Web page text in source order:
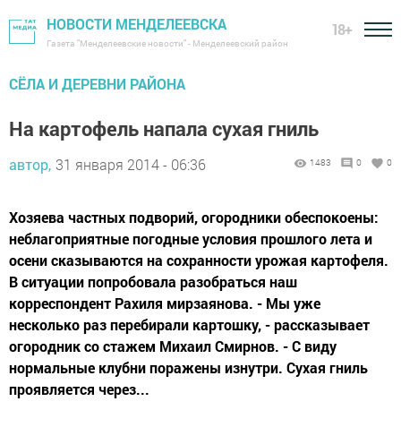
НОВОСТИ МЕНДЕЛЕЕВСКА
Газета "Менделеевские новости" - Менделеевский район
18+
СЁЛА И ДЕРЕВНИ РАЙОНА
На картофель напала сухая гниль
автор, 31 января 2014 - 06:36 1483 0 0
Хозяева частных подворий, огородники обеспокоены:
неблагоприятные погодные условия прошлого лета и
осени сказываются на сохранности урожая картофеля.
В ситуации попробовала разобраться наш
корреспондент Рахиля мирзаянова. - Мы уже
несколько раз перебирали картошку, - рассказывает
огородник со стажем Михаил Смирнов. - С виду
нормальные клубни поражены изнутри. Сухая гниль
проявляется через...